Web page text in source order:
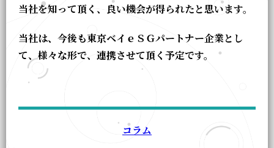
コラム
当社を知って頂く、良い機会が得られたと思います。
当社は、今後も東京ベイｅＳＧパートナー企業とし
て、様々な形で、連携させて頂く予定です。